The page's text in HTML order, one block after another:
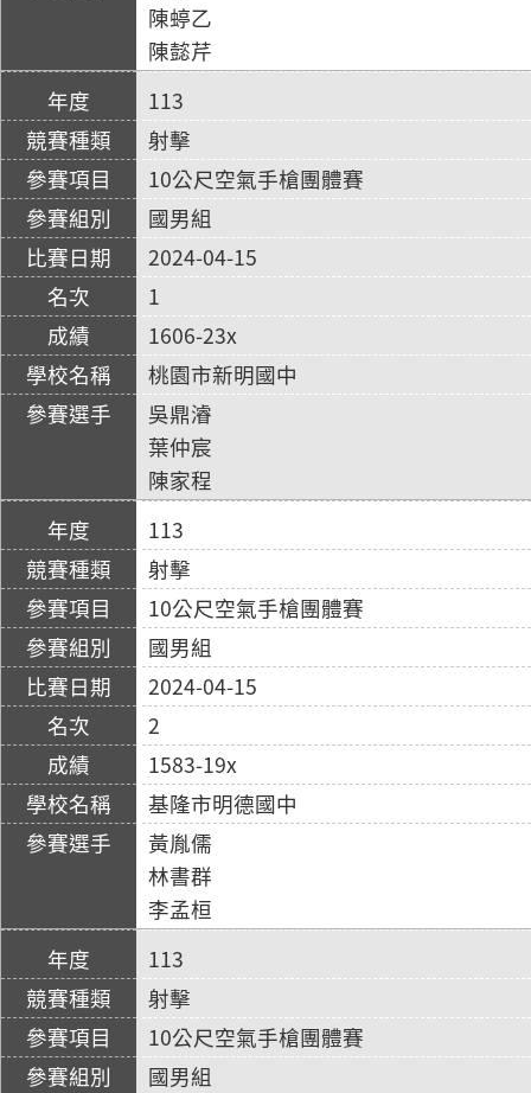
陳蝏乙
陳懿芹
113
射擊
10公尺空氣手槍團體賽
國男組
2024-04-15
1
1606-23x
桃園市新明國中
吳鼎濬
葉仲宸
陳家程
113
射擊
10公尺空氣手槍團體賽
國男組
2024-04-15
2
1583-19x
基隆市明德國中
黃胤儒
林書群
李孟桓
113
射擊
10公尺空氣手槍團體賽
國男組